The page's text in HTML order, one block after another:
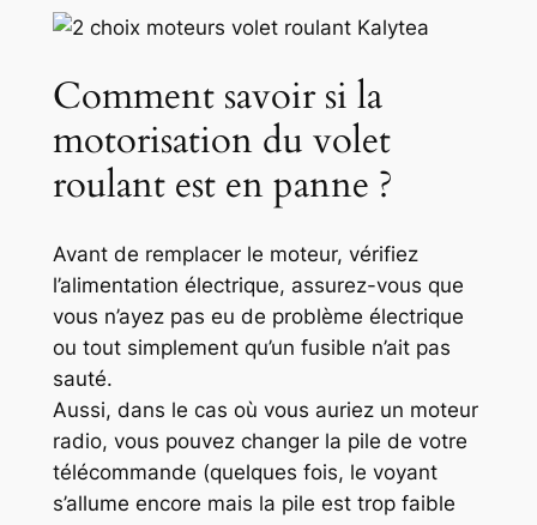
Comment savoir si la
motorisation du volet
roulant est en panne ?
Avant de remplacer le moteur, vérifiez
l’alimentation électrique, assurez-vous que
vous n’ayez pas eu de problème électrique
ou tout simplement qu’un fusible n’ait pas
sauté.
Aussi, dans le cas où vous auriez un moteur
radio, vous pouvez changer la pile de votre
télécommande (quelques fois, le voyant
s’allume encore mais la pile est trop faible